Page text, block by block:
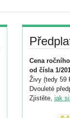
Cena
od čísla 1/
Živy (tedy 59
Dvouleté
Zjistěte, jak